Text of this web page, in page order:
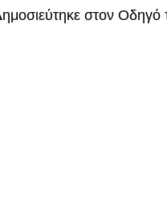
στον